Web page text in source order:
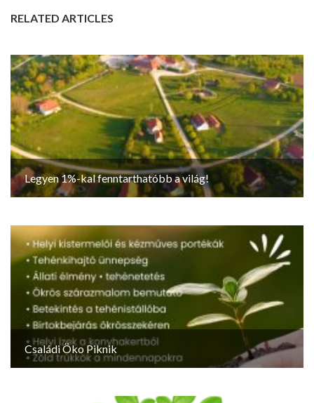
RELATED ARTICLES
Legyen 1%-kal fenntarthatóbb a világ!
Családi Öko Piknik